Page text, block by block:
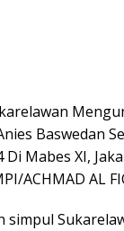
Baswedan
Di Mabes XI,
ACHMAD AL
simpul